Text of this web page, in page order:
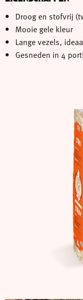
Droog en stofvrij
Mooie gele kleur
Lange vezels,
Gesneden in 4